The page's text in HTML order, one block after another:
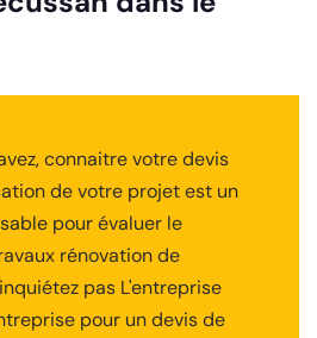
connaitre votre devis
de votre projet est un
pour évaluer le
rénovation de
pas L'entreprise
pour un devis de